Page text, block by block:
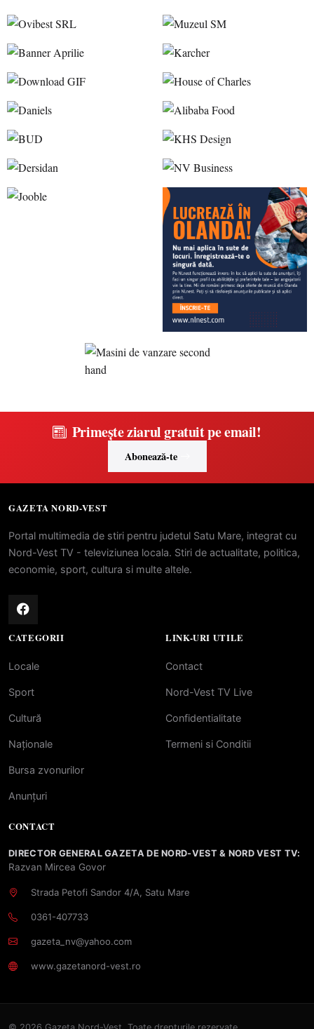
Primește ziarul gratuit pe email!
Abonează-te
GAZETA NORD-VEST
Portal multimedia de stiri pentru judetul Satu Mare, integrat cu
Nord-Vest TV - televiziunea locala. Stiri de actualitate, politica,
economie, sport, cultura si multe altele.
CATEGORII
Locale
Sport
Cultură
Naționale
Bursa zvonurilor
Anunțuri
LINK-URI UTILE
Contact
Nord-Vest TV Live
Confidentialitate
Termeni si Conditii
CONTACT
DIRECTOR GENERAL GAZETA DE NORD-VEST & NORD VEST TV:
Razvan Mircea Govor
Strada Petofi Sandor 4/A, Satu Mare
0361-407733
gazeta_nv@yahoo.com
www.gazetanord-vest.ro